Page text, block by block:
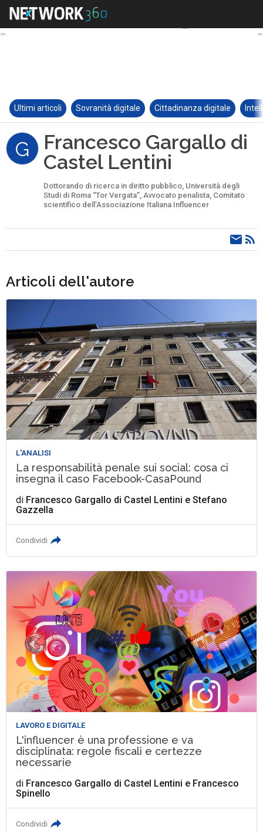
Ultimi articoli Sovranità digitale Cittadinanza digitale
G
Francesco Gargallo di
Castel Lentini
Dottorando di ricerca in diritto pubblico, Università degli
Studi di Roma “Tor Vergata”, Avvocato penalista, Comitato
scientifico dell’Associazione Italiana Influencer
Articoli dell'autore
L'ANALISI
La responsabilità penale sui social: cosa ci
insegna il caso Facebook-CasaPound
di Francesco Gargallo di Castel Lentini eStefano
Gazzella
Condividi
LAVORO E DIGITALE
L'influencer è una professione e va
disciplinata: regole fiscali e certezze
necessarie
di Francesco Gargallo di Castel Lentini e Francesco
Spinello
Condividi